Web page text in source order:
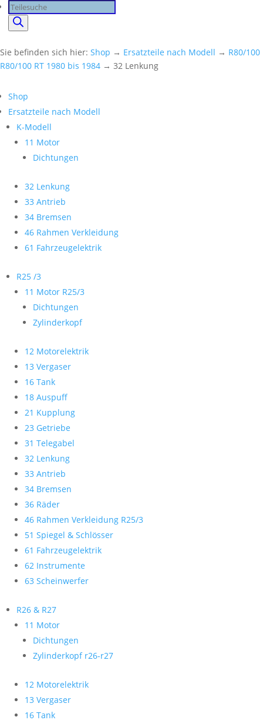
Products
search
Sie befinden sich hier: Shop → Ersatzteile nach Modell → R80/100
R80/100 RT 1980 bis 1984 → 32 Lenkung
Shop
Ersatzteile nach Modell
K-Modell
11 Motor
Dichtungen
32 Lenkung
33 Antrieb
34 Bremsen
46 Rahmen Verkleidung
61 Fahrzeugelektrik
R25 /3
11 Motor R25/3
Dichtungen
Zylinderkopf
12 Motorelektrik
13 Vergaser
16 Tank
18 Auspuff
21 Kupplung
23 Getriebe
31 Telegabel
32 Lenkung
33 Antrieb
34 Bremsen
36 Räder
46 Rahmen Verkleidung R25/3
51 Spiegel & Schlösser
61 Fahrzeugelektrik
62 Instrumente
63 Scheinwerfer
R26 & R27
11 Motor
Dichtungen
Zylinderkopf r26-r27
12 Motorelektrik
13 Vergaser
16 Tank